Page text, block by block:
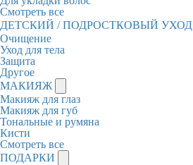
Смотреть все
ДЕТСКИЙ / ПОДРОСТКОВЫЙ УХОД
Очищение
Уход для тела
Защита
Другое
МАКИЯЖ
Макияж для глаз
Макияж для губ
Тональные и румяна
Кисти
Смотреть все
ПОДАРКИ